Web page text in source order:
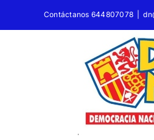
Contáctanos 644807078